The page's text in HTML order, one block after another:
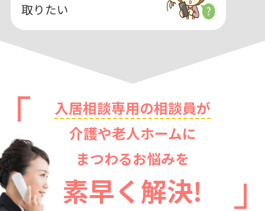
取りたい
入居相談専用の相談員が
介護や老人ホームに
まつわるお悩みを
素早く解決!